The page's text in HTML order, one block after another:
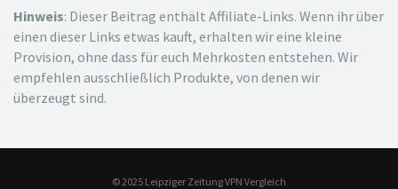
Hinweis: Dieser Beitrag enthält Affiliate-Links. Wenn ihr über
einen dieser Links etwas kauft, erhalten wir eine kleine
Provision, ohne dass für euch Mehrkosten entstehen. Wir
empfehlen ausschließlich Produkte, von denen wir
überzeugt sind.
© 2025 Leipziger Zeitung VPN Vergleich